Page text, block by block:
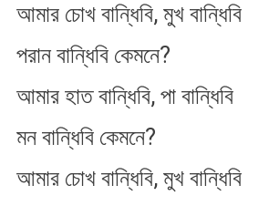
আমার চোখ বান্ধিবি, মুখ বান্ধিবি
পরান বান্ধিবি কেমনে?
আমার হাত বান্ধিবি, পা বান্ধিবি
মন বান্ধিবি কেমনে?
আমার চোখ বান্ধিবি, মুখ বান্ধিবি